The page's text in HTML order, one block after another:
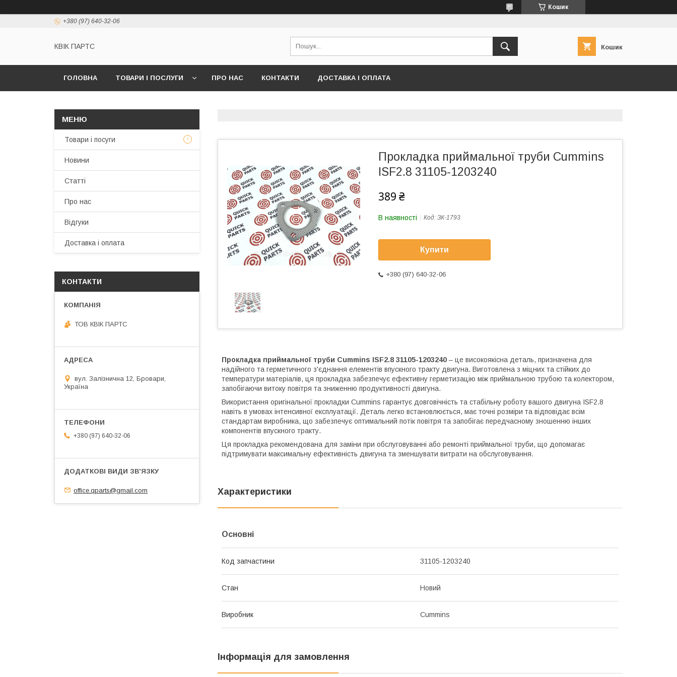
Кошик
+380 (97) 640-32-06
КВІК ПАРТС Кошик
ГОЛОВНА ТОВАРИ І ПОСЛУГИ ПРО НАС КОНТАКТИ ДОСТАВКА І ОПЛАТА
Прокладка приймальної труби Cummins
ISF2.8 31105-1203240
389 ₴
В наявності Код: ЗК-1793
Купити
+380 (97) 640-32-06
Прокладка приймальної труби Cummins ISF2.8 31105-1203240 – це високоякісна деталь, призначена для
надійного та герметичного з'єднання елементів впускного тракту двигуна. Виготовлена з міцних та стійких до
температури матеріалів, ця прокладка забезпечує ефективну герметизацію між приймальною трубою та колектором,
запобігаючи витоку повітря та зниженню продуктивності двигуна.
Використання оригінальної прокладки Cummins гарантує довговічність та стабільну роботу вашого двигуна ISF2.8
навіть в умовах інтенсивної експлуатації. Деталь легко встановлюється, має точні розміри та відповідає всім
стандартам виробника, що забезпечує оптимальний потік повітря та запобігає передчасному зношенню інших
компонентів впускного тракту.
Ця прокладка рекомендована для заміни при обслуговуванні або ремонті приймальної труби, що допомагає
підтримувати максимальну ефективність двигуна та зменшувати витрати на обслуговування.
Характеристики
Основні
Код запчастини 31105-1203240
Стан Новий
Виробник Cummins
Інформація для замовлення
Товари і посуги
Новини
Статті
Про нас
Відгуки
Доставка і оплата
КОНТАКТИ
ТОВ КВІК ПАРТС
вул. Залізнична 12, Бровари,
Україна
+380 (97) 640-32-06
office.qparts@gmail.com